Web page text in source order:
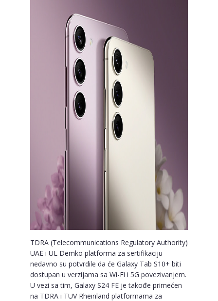
TDRA (Telecommunications Regulatory Authority)
UAE i UL Demko platforma za sertifikaciju
nedavno su potvrdile da će Galaxy Tab S10+ biti
dostupan u verzijama sa Wi-Fi i 5G povezivanjem.
U vezi sa tim, Galaxy S24 FE je takođe primećen
na TDRA i TUV Rheinland platformama za